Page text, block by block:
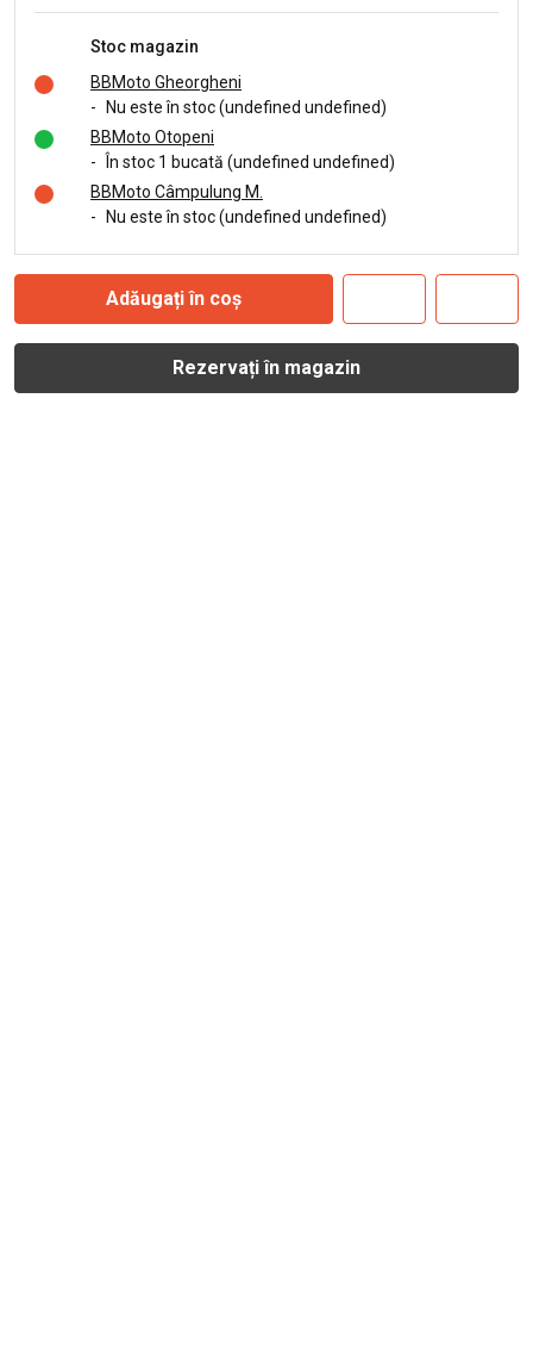
Stoc magazin
BBMoto Gheorgheni
-
Nu este în stoc (undefined undefined)
BBMoto Otopeni
-
În stoc 1 bucată (undefined undefined)
BBMoto Câmpulung M.
-
Nu este în stoc (undefined undefined)
Adăugați în coș
Rezervați în magazin